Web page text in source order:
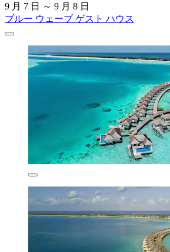
9 月 7 日 ～ 9 月 8 日
ブルー ウェーブ ゲスト ハウス